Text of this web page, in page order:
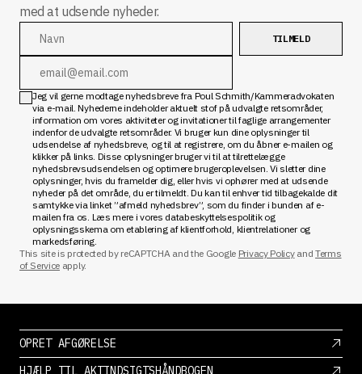
med at udsende nyheder.
TILMELD
Jeg vil gerne modtage nyhedsbreve fra Poul Schmith/Kammeradvokaten
via e-mail. Nyhederne indeholder aktuelt stof på udvalgte retsområder,
information om vores aktiviteter og invitationer til faglige arrangementer
indenfor de udvalgte retsområder. Vi bruger kun dine oplysninger til
udsendelse af nyhedsbreve, og til at registrere, om du åbner e-mailen og
klikker på links. Disse oplysninger bruger vi til at tilrettelægge
nyhedsbrevsudsendelsen og optimere brugeroplevelsen. Vi sletter dine
oplysninger, hvis du framelder dig, eller hvis vi ophører med at udsende
nyheder på det område, du er tilmeldt. Du kan til enhver tid tilbagekalde dit
samtykke via linket ”afmeld nyhedsbrev”, som du finder i bunden af e-
mailen fra os. Læs mere i vores databeskyttelsespolitik og
oplysningsskema om etablering af klientforhold, klientrelationer og
markedsføring.
This site is protected by reCAPTCHA and the Google Privacy Policy and Terms
of Service apply.
OPRET AFGØRELSE
HJÆLP TIL AKTINDSIGTSHÅNDBOGEN